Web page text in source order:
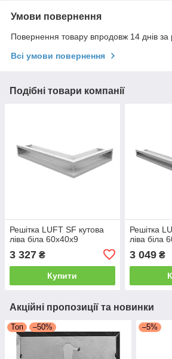
Умови повернення
Повернення товару впродовж 14 днів за
Всі умови повернення
Подібні товари компанії
Решітка LUFT SF кутова
ліва біла 60x40x9
3 327 ₴
Купити
Решітка
ліва біла
3 049₴
Акційні пропозиції та новинки
Топ –50% –5%